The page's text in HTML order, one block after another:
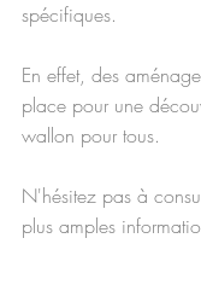
spécifiques.
En effet, des
place pour une
wallon pour tous.
N'hésitez pas à
plus amples